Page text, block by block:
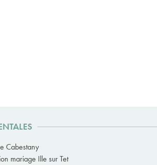
Cabestany
mariage Ille sur Tet